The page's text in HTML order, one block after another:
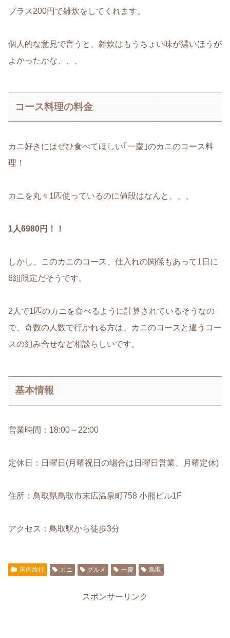
プラス200円で雑炊をしてくれます。
個人的な意見で言うと、雑炊はもうちょい味が濃いほうが
よかったかな、、、
コース料理の料金
カニ好きにはぜひ食べてほしい｢一慶｣のカニのコース料
理！
カニを丸々1匹使っているのに値段はなんと、、、
1人6980円！！
しかし、このカニのコース、仕入れの関係もあって1日に
6組限定だそうです。
2人で1匹のカニを食べるように計算されているそうなの
で、奇数の人数で行かれる方は、カニのコースと違うコー
スの組み合せなど相談らしいです。
基本情報
営業時間：18:00～22:00
定休日：日曜日(月曜祝日の場合は日曜日営業、月曜定休)
住所：鳥取県鳥取市末広温泉町758 小熊ビル1F
アクセス：鳥取駅から徒歩3分
国内旅行 カニ グルメ 一慶 鳥取
スポンサーリンク